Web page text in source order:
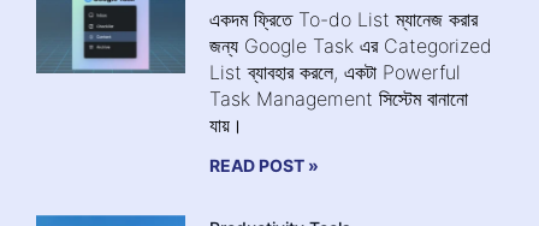
একদম ফ্রিতে To-do List ম্যানেজ করার
জন্য Google Task এর Categorized
List ব্যাবহার করলে, একটা Powerful
Task Management সিস্টেম বানানো
যায়।
READ POST »